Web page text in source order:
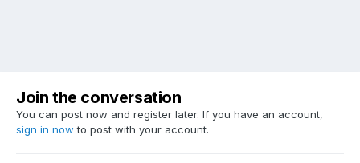
Join the conversation
You can post now and register later. If you have an account,
sign in now to post with your account.